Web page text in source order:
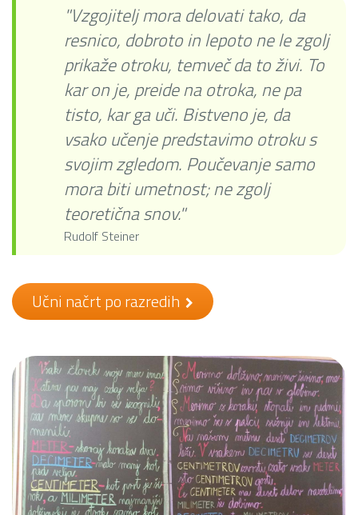
"Vzgojitelj mora delovati tako, da
resnico, dobroto in lepoto ne le zgolj
prikaže otroku, temveč da to živi. To
kar on je, preide na otroka, ne pa
tisto, kar ga uči. Bistveno je, da
vsako učenje predstavimo otroku s
svojim zgledom. Poučevanje samo
mora biti umetnost; ne zgolj
teoretična snov."
Rudolf Steiner
Učni načrt po razredih